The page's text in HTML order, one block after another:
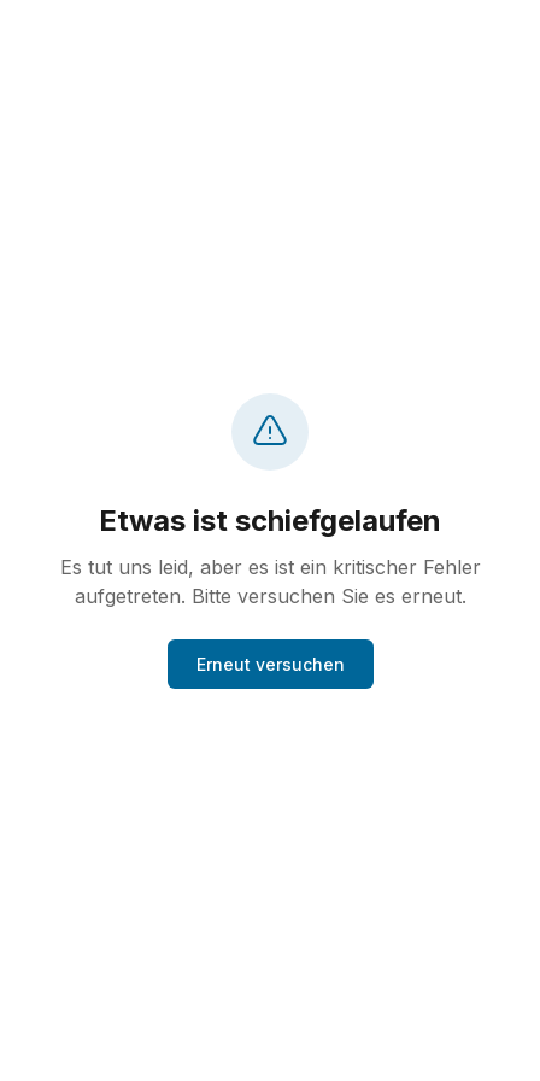
Etwas ist schiefgelaufen
Es tut uns leid, aber es ist ein kritischer Fehler
aufgetreten. Bitte versuchen Sie es erneut.
Erneut versuchen